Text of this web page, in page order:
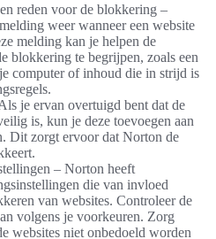
reden voor de blokkering –
weer wanneer een website
melding kan je helpen de
blokkering te begrijpen, zoals een
computer of inhoud die in strijd is
je ervan overtuigd bent dat de
is, kun je deze toevoegen aan
Dit zorgt ervoor dat Norton de
– Norton heeft
die van invloed
van websites. Controleer de
volgens je voorkeuren. Zorg
websites niet onbedoeld worden